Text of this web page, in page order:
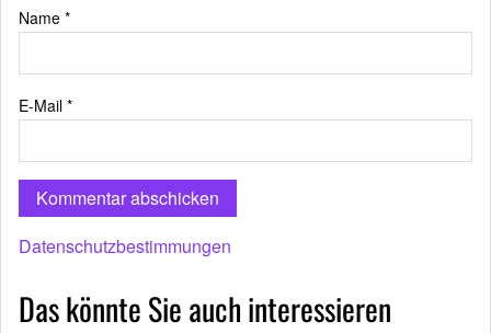
Name *
E-Mail *
Datenschutzbestimmungen
Das könnte Sie auch interessieren